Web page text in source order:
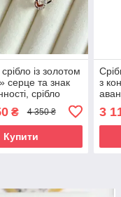
із золотом
серце та знак
срібло
₴ 4 350 ₴
Купити
з
3